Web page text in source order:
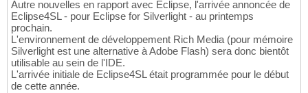
Autre nouvelles en rapport avec Eclipse, l'arrivée annoncée de
Eclipse4SL - pour Eclipse for Silverlight - au printemps
prochain.
L'environnement de développement Rich Media (pour mémoire
Silverlight est une alternative à Adobe Flash) sera donc bientôt
utilisable au sein de l'IDE.
L'arrivée initiale de Eclipse4SL était programmée pour le début
de cette année.